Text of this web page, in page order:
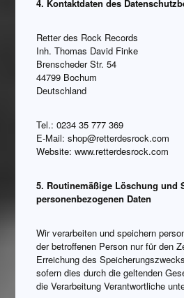
4. Kontaktdaten des
Retter des Rock Records
Inh. Thomas David Finke
Brenscheder Str. 54
44799 Bochum
Deutschland
Tel.: 0234 35 777 369
E-Mail: shop@retterdesrock.com
Website: www.retterdesrock.com
5. Routinemäßige Löschung und
personenbezogenen Daten
Wir verarbeiten und speichern
der betroffenen Person nur für den
Erreichung des
sofern dies durch die geltenden
die Verarbeitung Verantwortliche